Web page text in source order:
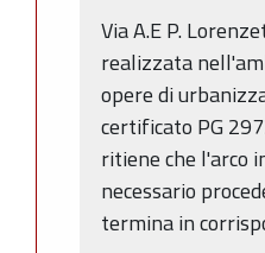
Via A.E P.
realizzata
opere di
certificato PG
ritiene che l'arco
necessario
termina in